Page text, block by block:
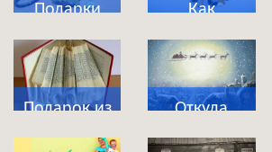
Подарки
сделанные
своими
руками
Как
оригинально
поздравить
близкого
человека с
праздником
Подарок из
магазина
Откуда
появились